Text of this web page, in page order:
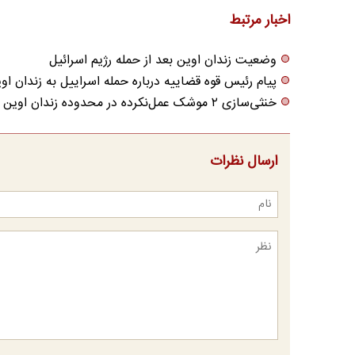
اخبار مرتبط
وضعیت زندان اوین بعد از حمله رژیم اسرائیل
پیام رئیس قوه قضاییه درباره حمله اسراییل به زندان
خنثی‌سازی ۲ موشک عمل‌نکرده در محدوده زندان اوین
ارسال نظرات